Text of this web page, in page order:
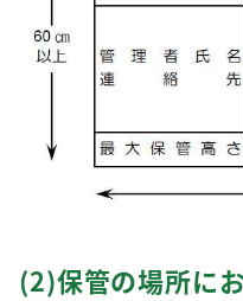
(2)保管の場所に